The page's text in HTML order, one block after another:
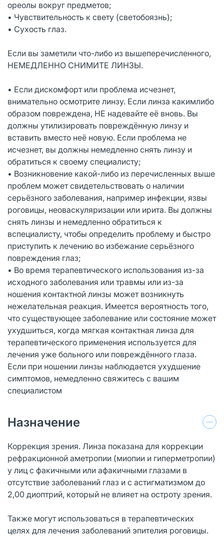
ореолы вокруг предметов;
• Чувствительность к свету (светобоязнь);
• Сухость глаз.
Если вы заметили что-либо из вышеперечисленного,
НЕМЕДЛЕННО СНИМИТЕ ЛИНЗЫ.
• Если дискомфорт или проблема исчезнет,
внимательно осмотрите линзу. Если линза какимлибо
образом повреждена, НЕ надевайте её вновь. Вы
должны утилизировать повреждённую линзу и
вставить вместо неё новую. Если проблема не
исчезнет, вы должны немедленно снять линзу и
обратиться к своему специалисту;
• Возникновение какой-либо из перечисленных выше
проблем может свидетельствовать о наличии
серьёзного заболевания, например инфекции, язвы
роговицы, неоваскуляризации или ирита. Вы должны
снять линзы и немедленно обратиться к
вспециалисту, чтобы определить проблему и быстро
приступить к лечению во избежание серьёзного
повреждения глаз;
• Во время терапевтического использования из-за
исходного заболевания или травмы или из-за
ношения контактной линзы может возникнуть
нежелательная реакция. Имеется вероятность того,
что существующее заболевание или состояние может
ухудшиться, когда мягкая контактная линза для
терапевтического применения используется для
лечения уже больного или повреждённого глаза.
Если при ношении линзы наблюдается ухудшение
симптомов, немедленно свяжитесь с вашим
специалистом
Назначение
Коррекция зрения. Линза показана для коррекции
рефракционной аметропии (миопии и гиперметропии)
у лиц с факичными или афакичными глазами в
отсутствие заболеваний глаз и с астигматизмом до
2,00 диоптрий, который не влияет на остроту зрения.
Также могут использоваться в терапевтических
целях для лечения заболеваний эпителия роговицы.